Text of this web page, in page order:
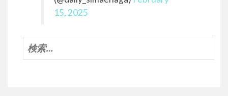
15, 2025
索: